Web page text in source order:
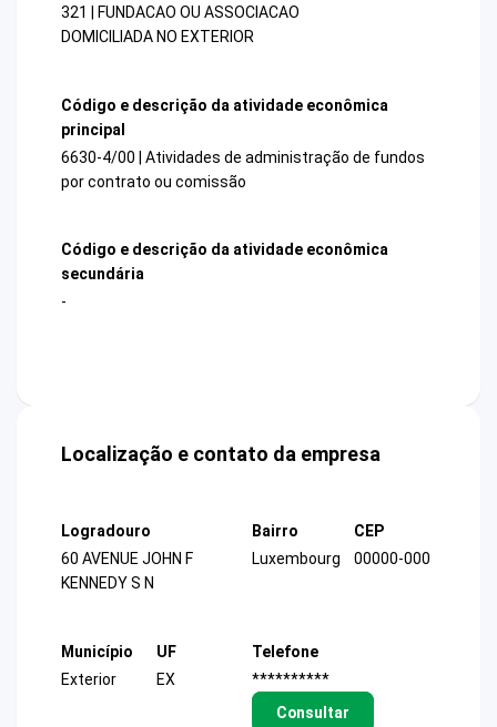
321 | FUNDACAO OU ASSOCIACAO
DOMICILIADA NO EXTERIOR
Código e descrição da atividade econômica
principal
6630-4/00 | Atividades de administração de fundos
por contrato ou comissão
Código e descrição da atividade econômica
secundária
-
Localização e contato da empresa
Logradouro
60 AVENUE JOHN F
KENNEDY S N
Bairro
Luxembourg
CEP
00000-000
Município
Exterior
UF
EX
Telefone
**********
Consultar